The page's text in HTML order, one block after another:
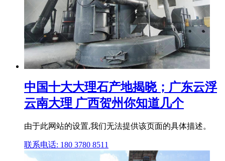
中国十大大理石产地揭晓；广东云浮
云南大理 广西贺州你知道几个
由于此网站的设置,我们无法提供该页面的具体描述。
联系电话: 180 3780 8511